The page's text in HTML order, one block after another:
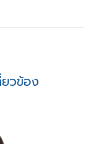
วข้อง